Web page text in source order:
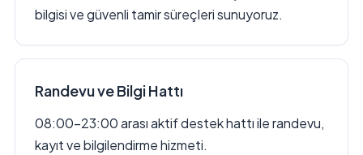
bilgisi ve güvenli tamir süreçleri sunuyoruz.
Randevu ve Bilgi Hattı
08:00–23:00 arası aktif destek hattı ile randevu,
kayıt ve bilgilendirme hizmeti.